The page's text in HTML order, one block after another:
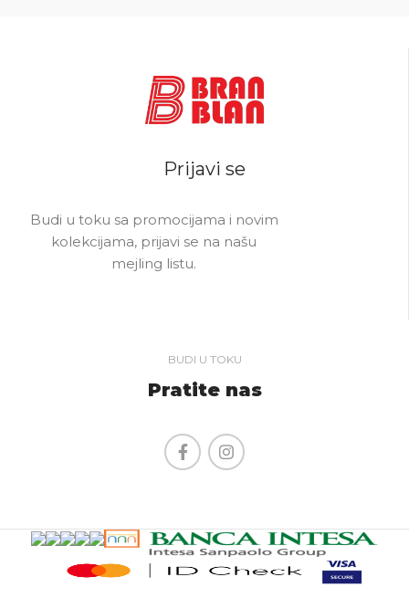
Prijavi se
Budi u toku sa promocijama i novim
kolekcijama, prijavi se na našu
mejling listu.
BUDI U TOKU
Pratite nas